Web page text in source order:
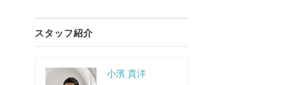
スタッフ紹介
小濱 貴洋